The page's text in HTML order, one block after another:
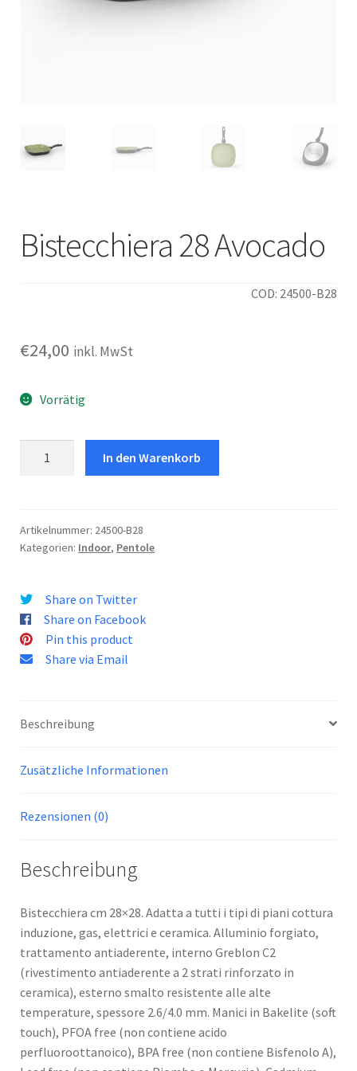
Bistecchiera 28 Avocado
COD: 24500-B28
€24,00 inkl. MwSt
Vorrätig
In den Warenkorb
Artikelnummer: 24500-B28
Kategorien: Indoor, Pentole
Share on Twitter
Share on Facebook
Pin this product
Share via Email
Beschreibung
Zusätzliche Informationen
Rezensionen (0)
Beschreibung
Bistecchiera cm 28×28. Adatta a tutti i tipi di piani cottura
induzione, gas, elettrici e ceramica. Alluminio forgiato,
trattamento antiaderente, interno Greblon C2
(rivestimento antiaderente a 2 strati rinforzato in
ceramica), esterno smalto resistente alle alte
temperature, spessore 2.6/4.0 mm. Manici in Bakelite (soft
touch), PFOA free (non contiene acido
perfluoroottanoico), BPA free (non contiene Bisfenolo A),